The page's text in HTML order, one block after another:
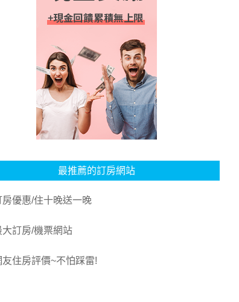
最推薦的訂房網站
房優惠/住十晚送一晚
大訂房/機票網站
友住房評價~不怕踩雷!